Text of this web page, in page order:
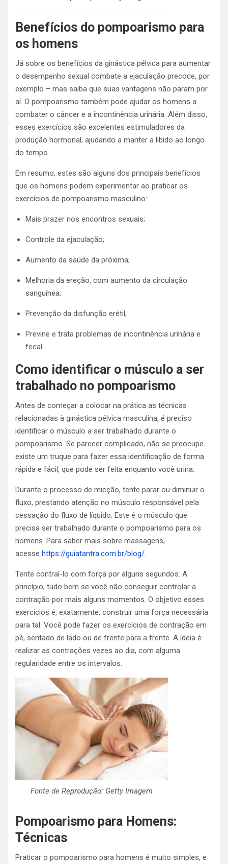
Benefícios do pompoarismo para
os homens
Já sobre os benefícios da ginástica pélvica para aumentar
o desempenho sexual combate a ejaculação precoce, por
exemplo – mas saiba que suas vantagens não param por
aí. O pompoarismo também pode ajudar os homens a
combater o câncer e a incontinência urinária. Além disso,
esses exercícios são excelentes estimuladores da
produção hormonal, ajudando a manter a libido ao longo
do tempo.
Em resumo, estes são alguns dos principais benefícios
que os homens podem experimentar ao praticar os
exercícios de pompoarismo masculino:
Mais prazer nos encontros sexuais;
Controle da ejaculação;
Aumento da saúde da próxima;
Melhoria da ereção, com aumento da circulação
sanguínea;
Prevenção da disfunção erétil;
Previne e trata problemas de incontinência urinária e
fecal.
Como identificar o músculo a ser
trabalhado no pompoarismo
Antes de começar a colocar na prática as técnicas
relacionadas à ginástica pélvica masculina, é preciso
identificar o músculo a ser trabalhado durante o
pompoarismo. Se parecer complicado, não se preocupe…
existe um truque para fazer essa identificação de forma
rápida e fácil, que pode ser feita enquanto você urina.
Durante o processo de micção, tente parar ou diminuir o
fluxo, prestando atenção no músculo responsável pela
cessação do fluxo de líquido. Este é o músculo que
precisa ser trabalhado durante o pompoarismo para os
homens. Para saber mais sobre massagens,
acesse https://guiatantra.com.br/blog/.
Tente contraí-lo com força por alguns segundos. A
princípio, tudo bem se você não conseguir controlar a
contração por mais alguns momentos. O objetivo esses
exercícios é, exatamente, construir uma força necessária
para tal. Você pode fazer os exercícios de contração em
pé, sentado de lado ou de frente para a frente. A ideia é
realizar as contrações vezes ao dia, com alguma
regularidade entre os intervalos.
Fonte de Reprodução: Getty Imagem
Pompoarismo para Homens:
Técnicas
Praticar o pompoarismo para homens é muito simples, e